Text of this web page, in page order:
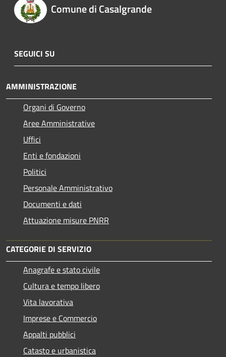
Comune di Casalgrande
SEGUICI SU
AMMINISTRAZIONE
Organi di Governo
Aree Amministrative
Uffici
Enti e fondazioni
Politici
Personale Amministrativo
Documenti e dati
Attuazione misure PNRR
CATEGORIE DI SERVIZIO
Anagrafe e stato civile
Cultura e tempo libero
Vita lavorativa
Imprese e Commercio
Appalti pubblici
Catasto e urbanistica